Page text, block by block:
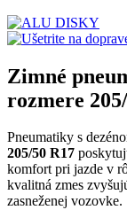
Zimné
rozmere
Pneumatiky s
205/50 R17
komfort pri jazde v
kvalitná zmes
zasneženej vozovke.